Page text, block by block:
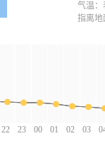
22 23 00 01 02 03
气温：
指离地